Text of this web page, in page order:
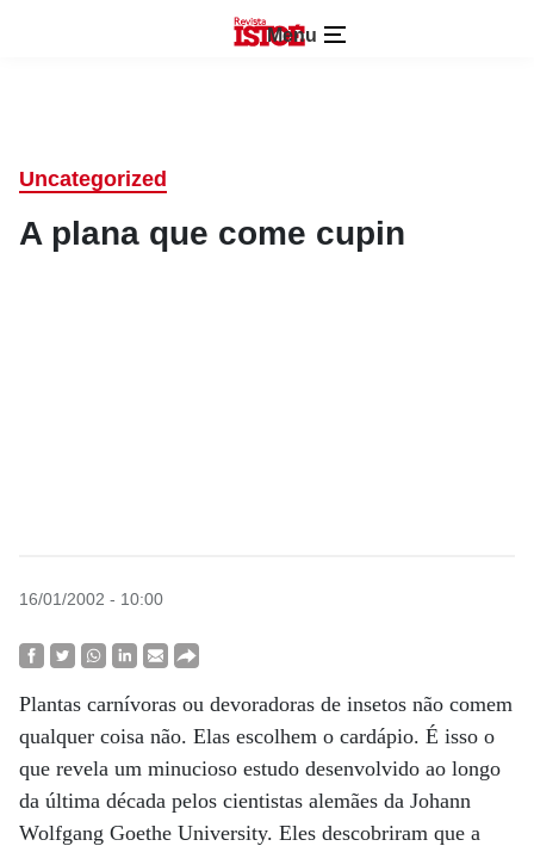
Menu
Uncategorized
A plana que come cupin
16/01/2002 - 10:00
Plantas carnívoras ou devoradoras de insetos não comem
qualquer coisa não. Elas escolhem o cardápio. É isso o
que revela um minucioso estudo desenvolvido ao longo
da última década pelos cientistas alemães da Johann
Wolfgang Goethe University. Eles descobriram que a